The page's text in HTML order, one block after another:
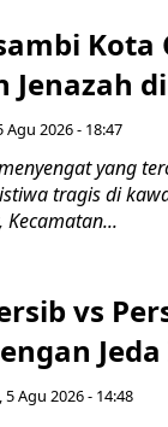
Jenazah
Agu 2026 - 18:47
yang
tragis di
vs
5 Agu 2026 - 14:48